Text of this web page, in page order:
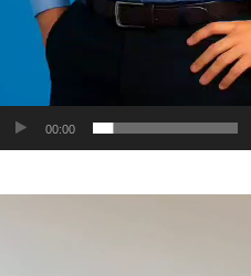
00:00